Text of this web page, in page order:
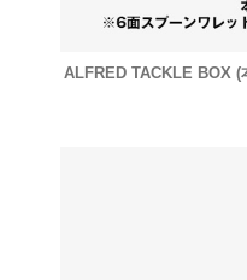
ALFRED TACKLE BOX